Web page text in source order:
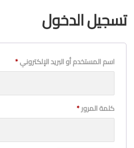
تسجيل الدخول
اسم المستخدم أو البريد الإلكتروني*
كلمة المرور*